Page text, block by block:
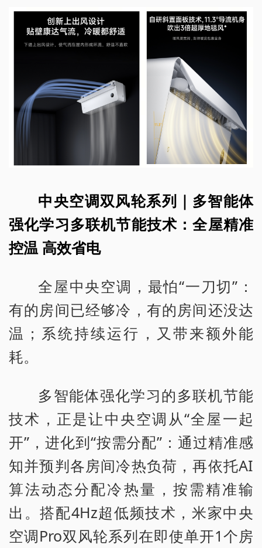
中央空调双风轮系列｜多智能体
强化学习多联机节能技术：全屋精准
控温 高效省电
全屋中央空调，最怕“一刀切”：
有的房间已经够冷，有的房间还没达
温；系统持续运行，又带来额外能
耗。
多智能体强化学习的多联机节能
技术，正是让中央空调从“全屋一起
开”，进化到“按需分配”：通过精准感
知并预判各房间冷热负荷，再依托AI
算法动态分配冷热量，按需精准输
出。搭配4Hz超低频技术，米家中央
空调Pro双风轮系列在即使单开1个房